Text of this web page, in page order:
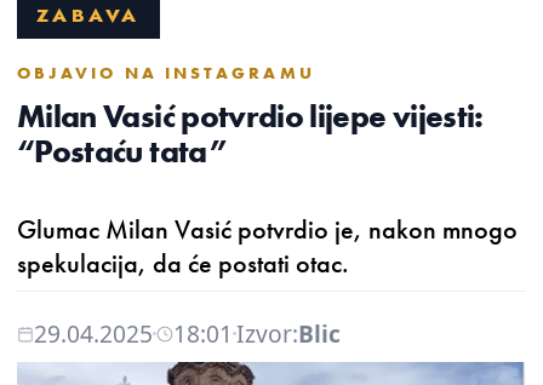
ZABAVA
OBJAVIO NA INSTAGRAMU
Milan Vasić potvrdio lijepe vijesti:
“Postaću tata”
Glumac Milan Vasić potvrdio je, nakon mnogo
spekulacija, da će postati otac.
29.04.2025 18:01 Izvor:Blic